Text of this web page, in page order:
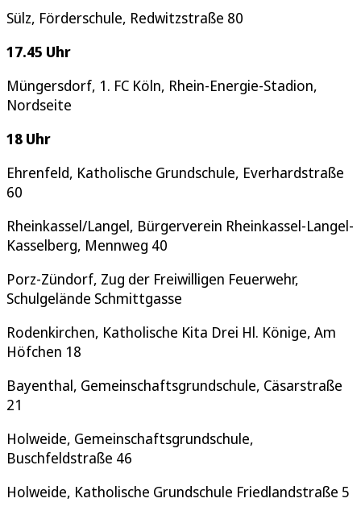
Sülz, Förderschule, Redwitzstraße 80
17.45 Uhr
Müngersdorf, 1. FC Köln, Rhein-Energie-Stadion,
Nordseite
18 Uhr
Ehrenfeld, Katholische Grundschule, Everhardstraße
60
Rheinkassel/Langel, Bürgerverein Rheinkassel-Langel-
Kasselberg, Mennweg 40
Porz-Zündorf, Zug der Freiwilligen Feuerwehr,
Schulgelände Schmittgasse
Rodenkirchen, Katholische Kita Drei Hl. Könige, Am
Höfchen 18
Bayenthal, Gemeinschaftsgrundschule, Cäsarstraße
21
Holweide, Gemeinschaftsgrundschule,
Buschfeldstraße 46
Holweide, Katholische Grundschule Friedlandstraße 5